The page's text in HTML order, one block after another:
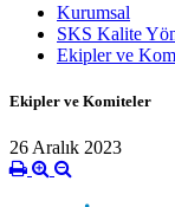
Kurumsal
SKS Kalite
Ekipler ve
Ekipler ve Komiteler
26 Aralık 2023